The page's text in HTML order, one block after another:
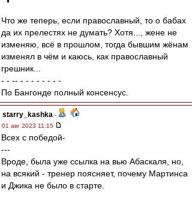
Что же теперь, если православный, то о бабах
да их прелестях не думать? Хотя..., жене не
изменяю, всё в прошлом, тогда бывшим жёнам
изменял в чём и каюсь, как православный
грешник...
- - -- - - - - - - - -
По Бангонде полный консенсус.
starry_kashka -
01 авг 2023 11:15
Всех с победой-
---
Вроде, была уже ссылка на вью Абаскаля, но,
на всякий - тренер поясняет, почему Мартинса
и Джика не было в старте.